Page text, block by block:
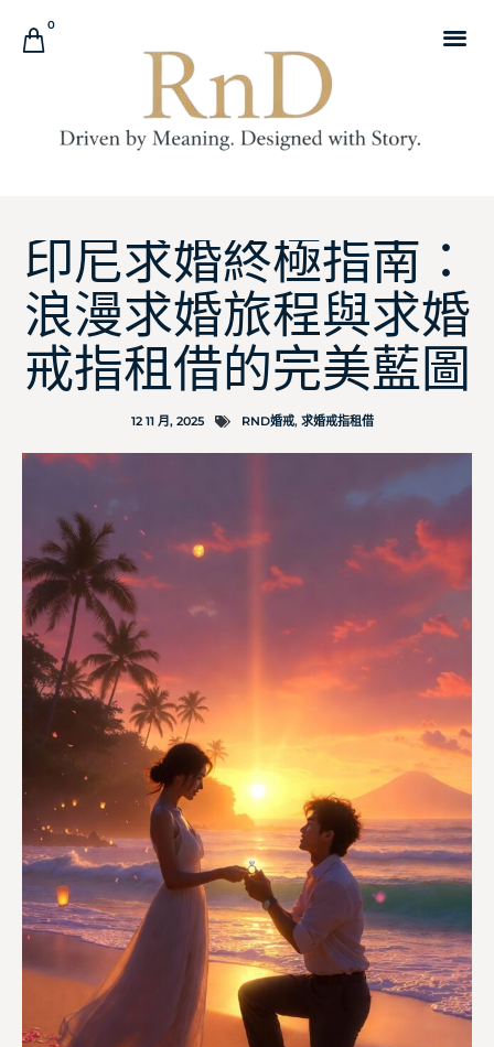
0
印尼求婚終極指南：
浪漫求婚旅程與求婚
戒指租借的完美藍圖
12 11 月, 2025 RND婚戒, 求婚戒指租借